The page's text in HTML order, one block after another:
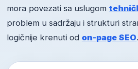
mora povezati sa uslugom
problem u sadržaju i strukturi
logičnije krenuti od on-page SEO.